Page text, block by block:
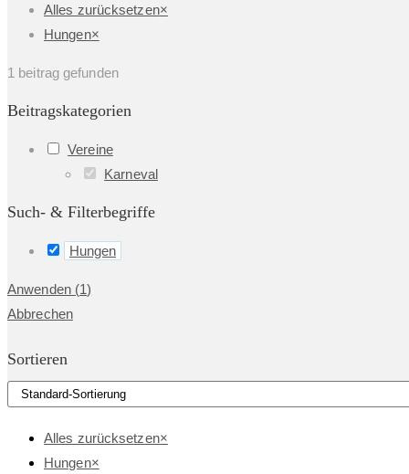
Alles zurücksetzen×
Hungen×
1 beitrag gefunden
Beitragskategorien
Vereine
Karneval
Such- & Filterbegriffe
Hungen
Anwenden (1)
Abbrechen
Sortieren
Alles zurücksetzen×
Hungen×